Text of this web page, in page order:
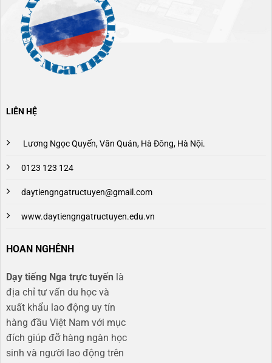
LIÊN HỆ
Lương Ngọc Quyến, Văn Quán, Hà Đông, Hà Nội.
0123 123 124
daytiengngatructuyen@gmail.com
www.daytiengngatructuyen.edu.vn
HOAN NGHÊNH
Dạy tiếng Nga trực tuyến là
địa chỉ tư vấn du học và
xuất khẩu lao động uy tín
hàng đầu Việt Nam với mục
đích giúp đỡ hàng ngàn học
sinh và người lao động trên